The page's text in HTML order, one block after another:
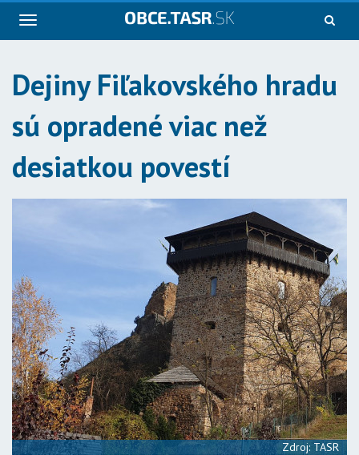
Navigácia
Dejiny Fiľakovského hradu
sú opradené viac než
desiatkou povestí
Zdroj: TASR